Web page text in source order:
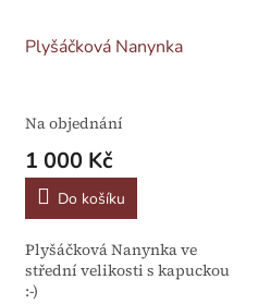
Plyšáčková Nanynka
Na objednání
1 000 Kč
Do košíku
Plyšáčková Nanynka ve
střední velikosti s kapuckou
:-)